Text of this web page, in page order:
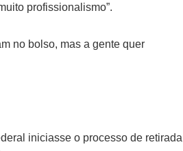
profissionalismo”.
no bolso, mas a gente quer
iniciasse o processo de retirada